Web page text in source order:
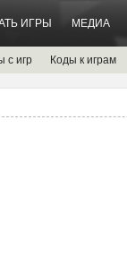
ИГРЫ МЕДИА
с игр Коды к играм